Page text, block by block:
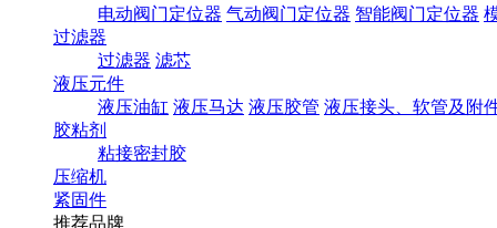
电动阀门定位器 气动阀门定位器 智能阀门定位器
过滤器
过滤器 滤芯
液压元件
液压油缸 液压马达 液压胶管 液压接头、软管及附
胶粘剂
粘接密封胶
压缩机
紧固件
推荐品牌